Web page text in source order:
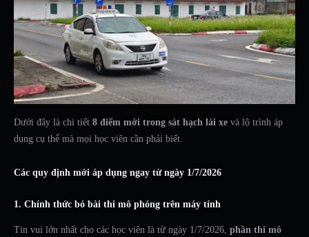
Dưới đây là chi tiết 8 điểm mới trong sát hạch lái xe và lộ trình áp
dụng cụ thể mà mọi học viên cần phải biết.
Các quy định mới áp dụng ngay từ ngày 1/7/2026
1. Chính thức bỏ bài thi mô phỏng trên máy tính
Tin vui lớn nhất cho các học viên là từ ngày 1/7/2026, phần thi mô